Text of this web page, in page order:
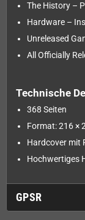
The History –
Hardware –
Unreleased
All Officially
Technische
368 Seiten
Format: 216 ×
Hardcover mit
Hochwertiges
GPSR